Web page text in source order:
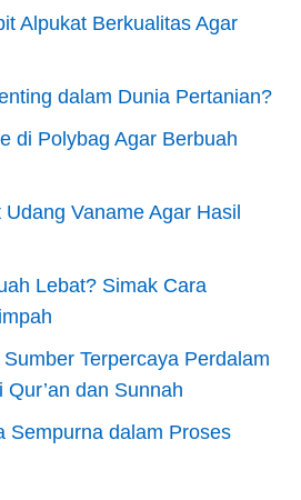
Alpukat Berkualitas Agar
dalam Dunia Pertanian?
di Polybag Agar Berbuah
Vaname Agar Hasil
Lebat? Simak Cara
Terpercaya Perdalam
dan Sunnah
Sempurna dalam Proses